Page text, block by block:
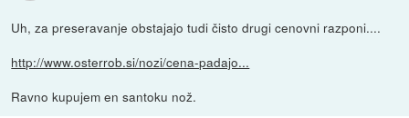
Uh, za preseravanje obstajajo tudi čisto drugi cenovni razponi....
http://www.osterrob.si/nozi/cena-padajo...
Ravno kupujem en santoku nož.